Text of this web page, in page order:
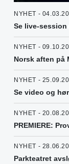
NYHET -
Se live-session
NYHET -
Norsk aften på
NYHET -
Se video og
NYHET -
PREMIERE:
NYHET -
Parkteatret